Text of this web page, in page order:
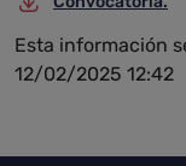
Esta información
12/02/2025 12:42